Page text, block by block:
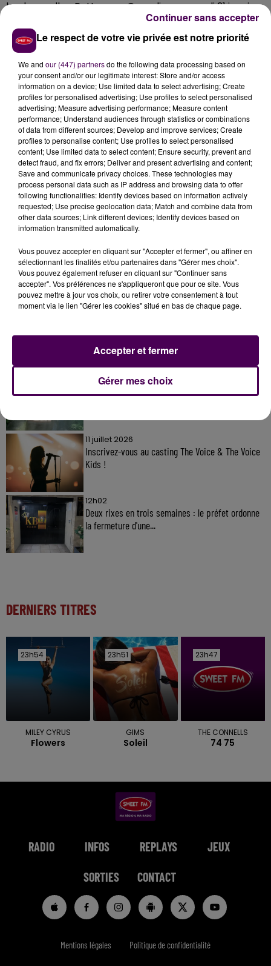
la phase aller. Battus par Gravelines samedi 21 janvier
à Antarès, les joueurs d’Erman Kunter terminent
neuvième avec un bilan de neuf victoires et huit
défaites.
Des changements à venir
Malgré la qualification en Basketball Champions
League, le président du club a fait part de sa
déception. Christophe Lebouille envisage de procéder
à des changements dans les semaines qui viennent,
sans en préciser la nature. Erman Kunter, dans sa
dernière année de contrat, milite pour l’arrivée d’une
recrue supplémentaire.
Crédits photo : Dominique Breugnot/MSB
31 juillet 2026
11 juillet 2026
Inscrivez-vous au casting The Voice & The Voice
Kids !
12h02
Deux rixes en trois semaines : le préfet ordonne
la fermeture d'une...
DERNIERS TITRES
23h54
23h54
MILEY CYRUS
Flowers
23h51
23h51
GIMS
Soleil
23h47
23h47
THE CONNELLS
74 75
RADIO INFOS REPLAYS JEUX
SORTIES CONTACT
Mentions légales Politique de confidentialité
Le respect de votre vie privée est notre priorité
We and our (447) partnersdo the following data processing based on
your consent and/or our legitimate interest: Store and/or access
information on a device; Use limited data to select advertising; Create
profiles for personalised advertising; Use profiles to select personalised
advertising; Measure advertising performance; Measure content
performance; Understand audiences through statistics or combinations
of data from different sources; Develop and improve services; Create
profiles to personalise content; Use profiles to select personalised
content; Use limited data to select content; Ensure security, prevent and
detect fraud, and fix errors; Deliver and present advertising and content;
Save and communicate privacy choices. These technologies may
process personal data such as IP address and browsing data to offer
following functionalities: Identify devices based on information actively
requested; Use precise geolocation data; Match and combine data from
other data sources; Link different devices; Identify devices based on
information transmitted automatically.
Vous pouvez accepter en cliquant sur "Accepter et fermer", ou affiner en
sélectionnant les finalités et/ou partenaires dans "Gérer mes choix".
Vous pouvez également refuser en cliquant sur "Continuer sans
accepter". Vos préférences ne s'appliqueront que pour ce site. Vous
pouvez mettre à jour vos choix, ou retirer votre consentement à tout
moment via le lien "Gérer les cookies" situé en bas de chaque page.
Gérer mes choix
Accepter et fermer
Continuer sans accepter